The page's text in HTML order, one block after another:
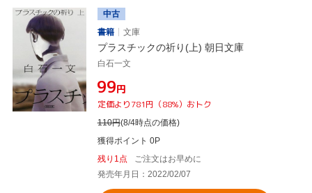
中古
書籍
文庫
プラスチックの祈り(上) 朝日文庫
白石一文
¥99円
定価より781円（88%）おトク
110円(8/4時点の価格)
獲得ポイント 0P
残り1点
ご注文はお早めに
発売年月日：2022/02/07